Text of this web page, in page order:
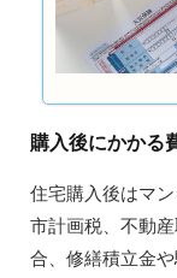
購入後にかかる
住宅購入後はマ
市計画税、不動
合、修繕積立金